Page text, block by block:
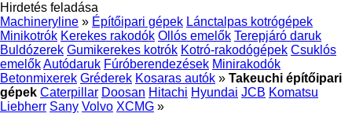
Hirdetés feladása
Machineryline » Építőipari gépek Lánctalpas kotrógépek
Minikotrók Kerekes rakodók Ollós emelők Terepjáró daruk
Buldózerek Gumikerekes kotrók Kotró-rakodógépek Csuklós
emelőkAutódaruk Fúróberendezések Minirakodók
Betonmixerek Gréderek Kosaras autók » Takeuchi építőipari
gépek Caterpillar Doosan Hitachi Hyundai JCB Komatsu
Liebherr Sany Volvo XCMG »